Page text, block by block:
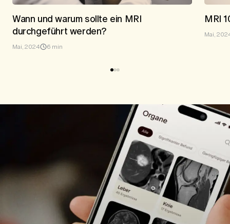
Wann und warum sollte ein MRI
durchgeführt werden?
Mai, 2024 6 min
MRI
Mai,